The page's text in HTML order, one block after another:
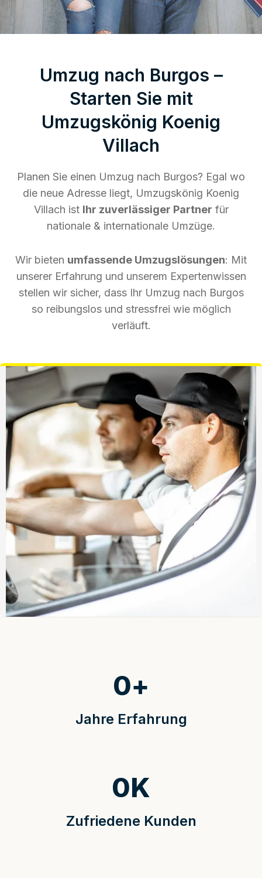
Umzug nach Burgos –
Starten Sie mit
Umzugskönig Koenig
Villach
Planen Sie einen Umzug nach Burgos? Egal wo
die neue Adresse liegt, Umzugskönig Koenig
Villach ist Ihr zuverlässiger Partner für
nationale & internationale Umzüge.
Wir bieten umfassende Umzugslösungen: Mit
unserer Erfahrung und unserem Expertenwissen
stellen wir sicher, dass Ihr Umzug nach Burgos
so reibungslos und stressfrei wie möglich
verläuft.
Jahre Erfahrung
0+
Zufriedene Kunden
0K